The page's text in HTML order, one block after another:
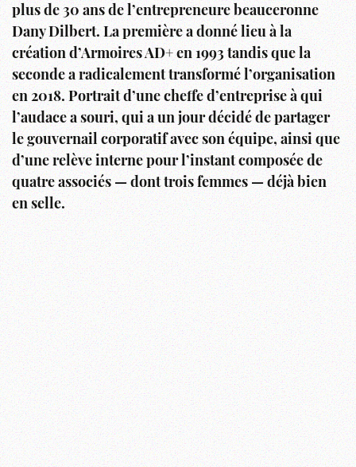
plus de 30 ans de l’entrepreneure beauceronne
Dany Dilbert. La première a donné lieu à la
création d’Armoires AD+ en 1993 tandis que la
seconde a radicalement transformé l’organisation
en 2018. Portrait d’une cheffe d’entreprise à qui
l’audace a souri, qui a un jour décidé de partager
le gouvernail corporatif avec son équipe, ainsi que
d’une relève interne pour l’instant composée de
quatre associés — dont trois femmes — déjà bien
en selle.